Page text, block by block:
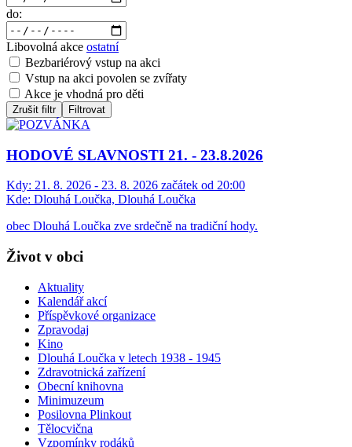
do:
Libovolná akce ostatní
Bezbariérový vstup na akci
Vstup na akci povolen se zvířaty
Akce je vhodná pro děti
Zrušit filtr Filtrovat
HODOVÉ SLAVNOSTI 21. - 23.8.2026
Kdy: 21. 8. 2026 - 23. 8. 2026 začátek od 20:00
Kde: Dlouhá Loučka, Dlouhá Loučka
obec Dlouhá Loučka zve srdečně na tradiční hody.
Život v obci
Aktuality
Kalendář akcí
Příspěvkové organizace
Zpravodaj
Kino
Dlouhá Loučka v letech 1938 - 1945
Zdravotnická zařízení
Obecní knihovna
Minimuzeum
Posilovna Plinkout
Tělocvična
Vzpomínky rodáků